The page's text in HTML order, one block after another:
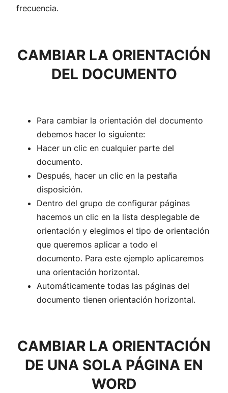
frecuencia.
CAMBIAR LA ORIENTACIÓN
DEL DOCUMENTO
Para cambiar la orientación del documento
debemos hacer lo siguiente:
Hacer un clic en cualquier parte del
documento.
Después, hacer un clic en la pestaña
disposición.
Dentro del grupo de configurar páginas
hacemos un clic en la lista desplegable de
orientación y elegimos el tipo de orientación
que queremos aplicar a todo el
documento. Para este ejemplo aplicaremos
una orientación horizontal.
Automáticamente todas las páginas del
documento tienen orientación horizontal.
CAMBIAR LA ORIENTACIÓN
DE UNA SOLA PÁGINA EN
WORD